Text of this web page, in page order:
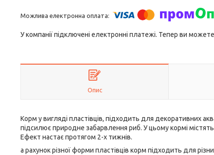
У компанії підключені електронні платежі. Тепер ви
Опис
Корм у вигляді пластівців, підходить для декоративних
підсилює природне забарвлення риб. У цьому кормі
Ефект настає протягом 2-х тижнів.
а рахунок різної форми пластівців корм підходить для